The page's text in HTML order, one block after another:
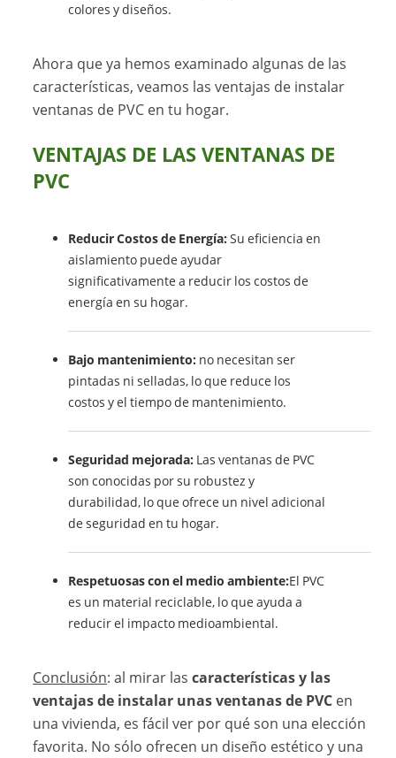
colores y diseños.
Ahora que ya hemos examinado algunas de las
características, veamos las ventajas de instalar
ventanas de PVC en tu hogar.
VENTAJAS DE LAS VENTANAS DE
PVC
Reducir Costos de Energía: Su eficiencia en
aislamiento puede ayudar
significativamente a reducir los costos de
energía en su hogar.
Bajo mantenimiento: no necesitan ser
pintadas ni selladas, lo que reduce los
costos y el tiempo de mantenimiento.
Seguridad mejorada: Las ventanas de PVC
son conocidas por su robustez y
durabilidad, lo que ofrece un nivel adicional
de seguridad en tu hogar.
Respetuosas con el medio ambiente:El PVC
es un material reciclable, lo que ayuda a
reducir el impacto medioambiental.
Conclusión: al mirar lascaracterísticas y las
ventajas de instalar unas ventanas de PVC en
una vivienda, es fácil ver por qué son una elección
favorita. No sólo ofrecen un diseño estético y una